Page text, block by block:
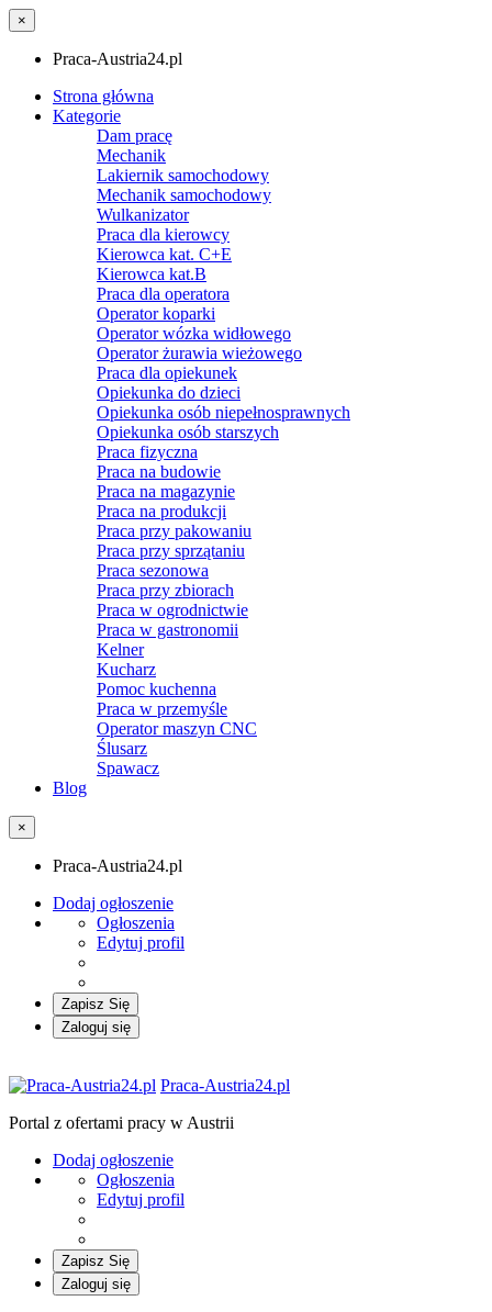
×
Praca-Austria24.pl
Strona główna
Kategorie
Dam pracę
Mechanik
Lakiernik samochodowy
Mechanik samochodowy
Wulkanizator
Praca dla kierowcy
Kierowca kat. C+E
Kierowca kat.B
Praca dla operatora
Operator koparki
Operator wózka widłowego
Operator żurawia wieżowego
Praca dla opiekunek
Opiekunka do dzieci
Opiekunka osób niepełnosprawnych
Opiekunka osób starszych
Praca fizyczna
Praca na budowie
Praca na magazynie
Praca na produkcji
Praca przy pakowaniu
Praca przy sprzątaniu
Praca sezonowa
Praca przy zbiorach
Praca w ogrodnictwie
Praca w gastronomii
Kelner
Kucharz
Pomoc kuchenna
Praca w przemyśle
Operator maszyn CNC
Ślusarz
Spawacz
Blog
×
Praca-Austria24.pl
Dodaj ogłoszenie
Ogłoszenia
Edytuj profil
Zapisz Się
Zaloguj się
Praca-Austria24.pl
Portal z ofertami pracy w Austrii
Dodaj ogłoszenie
Ogłoszenia
Edytuj profil
Zapisz Się
Zaloguj się